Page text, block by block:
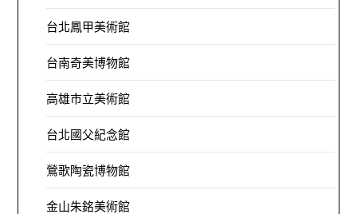
台北鳳甲美術館
台南奇美博物館
高雄市立美術館
台北國父紀念館
鶯歌陶瓷博物館
金山朱銘美術館